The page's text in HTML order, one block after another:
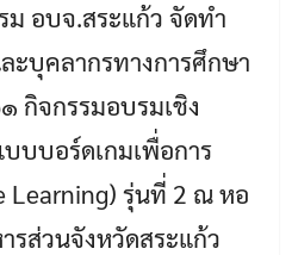
อบจ.สระแก้ว จัดทำ
ะบุคลากรทางการศึกษา
กิจกรรมอบรมเชิง
บบอร์ดเกมเพื่อการ
Learning) รุ่นที่ 2 ณ หอ
รส่วนจังหวัดสระแก้ว